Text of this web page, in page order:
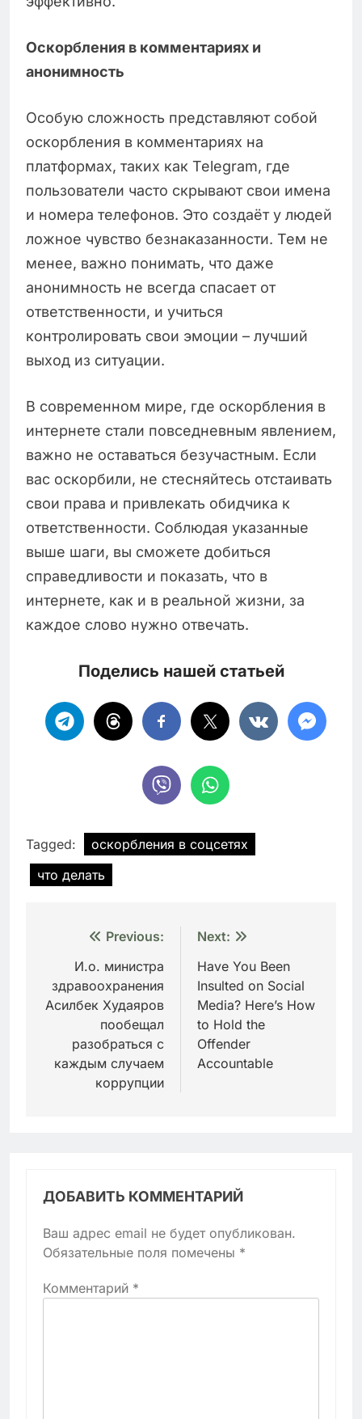
Оскорбления в комментариях и
анонимность
Особую сложность представляют собой
оскорбления в комментариях на
платформах, таких как Telegram, где
пользователи часто скрывают свои имена
и номера телефонов. Это создаёт у людей
ложное чувство безнаказанности. Тем не
менее, важно понимать, что даже
анонимность не всегда спасает от
ответственности, и учиться
контролировать свои эмоции – лучший
выход из ситуации.
В современном мире, где оскорбления в
интернете стали повседневным явлением,
важно не оставаться безучастным. Если
вас оскорбили, не стесняйтесь отстаивать
свои права и привлекать обидчика к
ответственности. Соблюдая указанные
выше шаги, вы сможете добиться
справедливости и показать, что в
интернете, как и в реальной жизни, за
каждое слово нужно отвечать.
Поделись нашей статьей
Tagged:
оскорбления в соцсетях
что делать
Навигация
записям
Previous:
И.о. министра
здравоохранения
Асилбек Худаяров
пообещал
разобраться с
каждым случаем
коррупции
Next:
Have You Been
Insulted on Social
Media? Here’s How
to Hold the
Offender
Accountable
ДОБАВИТЬ КОММЕНТАРИЙ
Ваш адрес email не будет опубликован.
Обязательные поля помечены *
Комментарий *